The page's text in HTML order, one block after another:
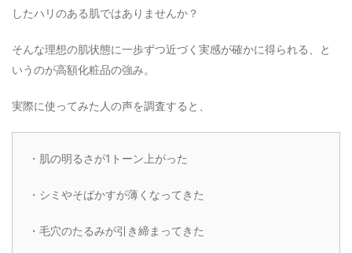
したハリのある肌ではありませんか？
そんな理想の肌状態に一歩ずつ近づく実感が確かに得られる、と
いうのが高額化粧品の強み。
実際に使ってみた人の声を調査すると、
・肌の明るさが1トーン上がった
・シミやそばかすが薄くなってきた
・毛穴のたるみが引き締まってきた